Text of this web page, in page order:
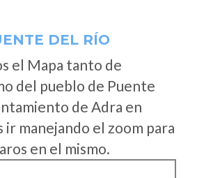
DEL RÍO
el Mapa tanto de
del pueblo de Puente
de Adra en
manejando el zoom para
en el mismo.